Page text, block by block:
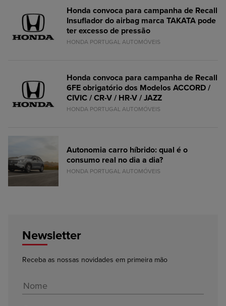
Honda convoca para campanha de Recall
Insuflador do airbag marca TAKATA pode
ter excesso de pressão
HONDA PORTUGAL AUTOMÓVEIS
Honda convoca para campanha de Recall
6FE obrigatório dos Modelos ACCORD /
CIVIC / CR-V / HR-V / JAZZ
HONDA PORTUGAL AUTOMÓVEIS
Autonomia carro híbrido: qual é o
consumo real no dia a dia?
HONDA PORTUGAL AUTOMÓVEIS
Newsletter
Receba as nossas novidades em primeira mão